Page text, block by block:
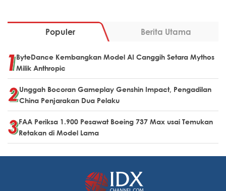
Populer Berita Utama
ByteDance Kembangkan Model AI Canggih Setara Mythos
Milik Anthropic
Unggah Bocoran Gameplay Genshin Impact, Pengadilan
China Penjarakan Dua Pelaku
FAA Periksa 1.900 Pesawat Boeing 737 Max usai Temukan
Retakan di Model Lama